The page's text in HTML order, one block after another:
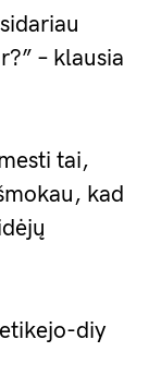
– klausia
tai,
kad
diy